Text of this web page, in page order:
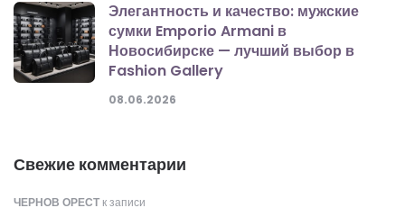
Элегантность и качество: мужские
сумки Emporio Armani в
Новосибирске — лучший выбор в
Fashion Gallery
08.06.2026
Свежие комментарии
ЧЕРНОВ ОРЕСТ к записи